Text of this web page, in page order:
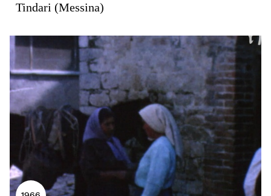
Tindari (Messina)